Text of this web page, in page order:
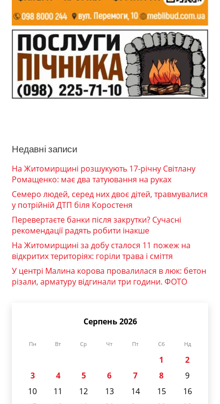
Недавні записи
На Житомирщині розшукують 17-річну Світлану
Ромащенко: має два татуювання на руках
Семеро людей, серед них двоє дітей, травмувалися
у потрійній ДТП біля Коростеня
Перевертаєте банки після закрутки? Сучасні
рекомендації радять робити інакше
На Житомирщині за добу сталося 11 пожеж на
відкритих територіях: горіли трава і сміття
У центрі Малина корова провалилася в люк: бетон
різали, арматуру відгинали три години. ФОТО
Серпень 2026
Пн Вт Ср Чт Пт Сб Нд
1
2
3
4 5 6 7 8
9
10
11 12 13 14 15
16